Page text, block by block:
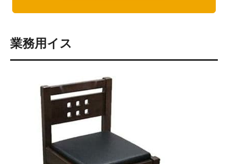
業務用イス